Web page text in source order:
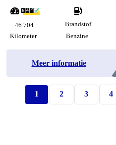
46.704
Kilometer
Brandstof
Benzine
Meer informatie
1 2 3 4